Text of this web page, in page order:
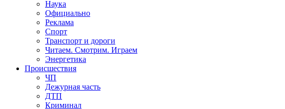
Наука
Официально
Реклама
Спорт
Транспорт и дороги
Читаем. Смотрим. Играем
Энергетика
Происшествия
ЧП
Дежурная часть
ДТП
Криминал